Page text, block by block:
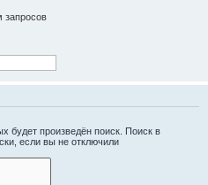
запросов
будет произведён поиск. Поиск в
если вы не отключили